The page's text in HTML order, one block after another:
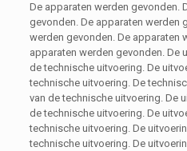
De apparaten werden gevonden.
gevonden. De apparaten werden
werden gevonden. De apparaten
apparaten werden gevonden. De
de technische uitvoering. De
technische uitvoering. De
van de technische uitvoering. De
de technische uitvoering. De
technische uitvoering. De
technische uitvoering. De